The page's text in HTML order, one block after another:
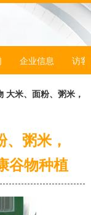
企业信息 访客
大米、面粉、粥米，
粥米，
谷物种植